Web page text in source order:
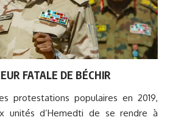
FATALE DE BÉCHIR
protestations populaires en 2019,
unités d’Hemedti de se rendre à